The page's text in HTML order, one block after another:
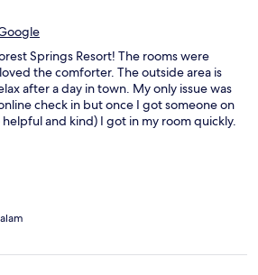
Springs Resort! The rooms were
the comforter. The outside area is
after a day in town. My only issue was
check in but once I got someone on
and kind) I got in my room quickly.